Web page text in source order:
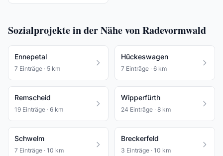
Sozialprojekte in der Nähe von Radevormwald
Ennepetal
7 Einträge · 5 km
Hückeswagen
7 Einträge · 6 km
Remscheid
19 Einträge · 6 km
Wipperfürth
24 Einträge · 8 km
Schwelm
7 Einträge · 10 km
Breckerfeld
3 Einträge · 10 km